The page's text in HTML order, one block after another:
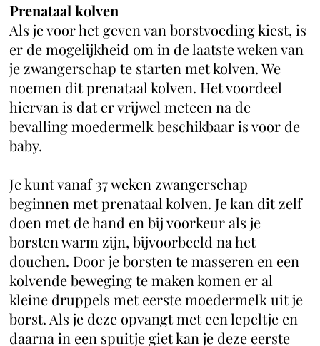
Prenataal kolven
Als je voor het geven van borstvoeding kiest, is
er de mogelijkheid om in de laatste weken van
je zwangerschap te starten met kolven. We
noemen dit prenataal kolven. Het voordeel
hiervan is dat er vrijwel meteen na de
bevalling moedermelk beschikbaar is voor de
baby.
Je kunt vanaf 37 weken zwangerschap
beginnen met prenataal kolven. Je kan dit zelf
doen met de hand en bij voorkeur als je
borsten warm zijn, bijvoorbeeld na het
douchen. Door je borsten te masseren en een
kolvende beweging te maken komen er al
kleine druppels met eerste moedermelk uit je
borst. Als je deze opvangt met een lepeltje en
daarna in een spuitje giet kan je deze eerste